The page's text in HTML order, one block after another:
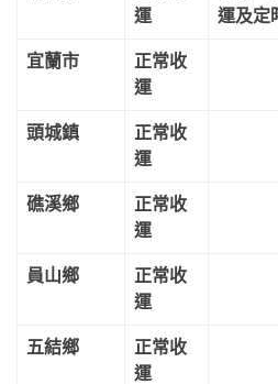
運
運及定
宜蘭市
正常收
運
頭城鎮
正常收
運
礁溪鄉
正常收
運
員山鄉
正常收
運
五結鄉
正常收
運